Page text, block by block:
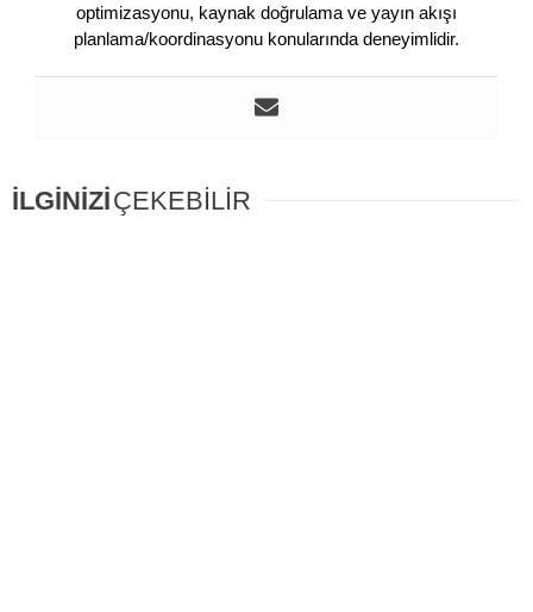
optimizasyonu, kaynak doğrulama ve yayın akışı
planlama/koordinasyonu konularında deneyimlidir.
İLGİNİZİÇEKEBİLİR